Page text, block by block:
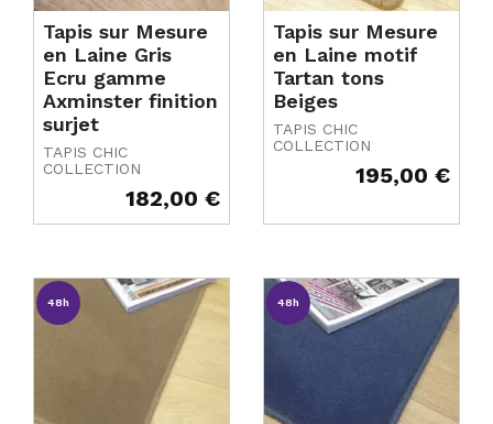
Tapis sur Mesure
en Laine Gris
Ecru gamme
Axminster finition
surjet
TAPIS CHIC
COLLECTION
182,00 €
Tapis sur Mesure
en Laine motif
Tartan tons
Beiges
TAPIS CHIC
COLLECTION
195,00 €
48h 48h